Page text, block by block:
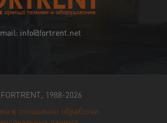
info@fortrent.net
1988-2026
в отношении обработки